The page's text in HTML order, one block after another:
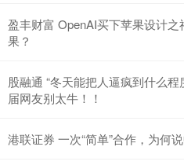
盈丰财富 OpenAI买下苹果设计之
果？
股融通 “冬天能把人逼疯到什么
届网友别太牛！！
港联证券 一次“简单”合作，为何